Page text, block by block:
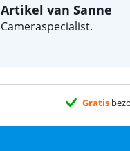
Artikel van Sanne
Cameraspecialist.
Gratis